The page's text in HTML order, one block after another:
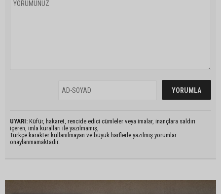
UYARI: Küfür, hakaret, rencide edici cümleler veya imalar, inançlara saldırı
içeren, imla kuralları ile yazılmamış,
Türkçe karakter kullanılmayan ve büyük harflerle yazılmış yorumlar
onaylanmamaktadır.